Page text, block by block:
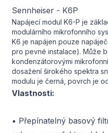
Sennheiser - K6P
Napájecí modul K6-P je
modulárního mikrofonního
K6 je napájen pouze
pro pevné instalace). Může
kondenzátorovými
dosažení širokého spektra
modulu je černá, povrch je
Vlastnosti:
• Přepínatelný basový